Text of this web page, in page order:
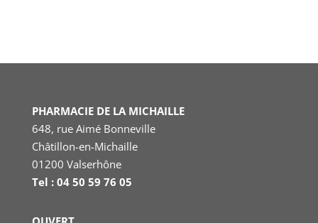
PHARMACIE DE LA MICHAILLE
648, rue Aimé Bonneville
Châtillon-en-Michaille
01200 Valserhône
Tel : 04 50 59 76 05